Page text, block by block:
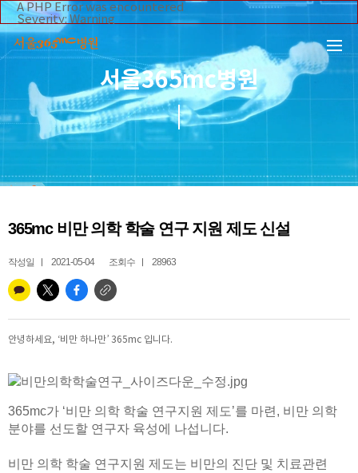
A PHP Error was encountered
Severity: Warning
Message: Invalid argument supplied for foreach()
Filename: _inc/header_body.php
Line Number: 108
File:
/home/suction/public_html/application/views/mobile/
Line: 108
Function: _error_handler
File:
/home/suction/public_html/application/views/mobile/
Line: 295
File:
/home/suction/public_html/application/core/
File:
/home/suction/public_html/application/controllers/
Function: view_print
File: /home/suction/public_html/index.php
Line: 327
Function: require_once
본문 바로가기
서울365mc병원
365mc 비만 의학 학술 연구 지원 제도 신설
작성일 2021-05-04 조회수 28963
안녕하세요, ‘비만 하나만’ 365mc 입니다.
365mc가 ‘비만 의학 학술 연구지원 제도’를 마련, 비만 의학
분야를 선도할 연구자 육성에 나섭니다.
비만 의학 학술 연구지원 제도는 비만의 진단 및 치료관련